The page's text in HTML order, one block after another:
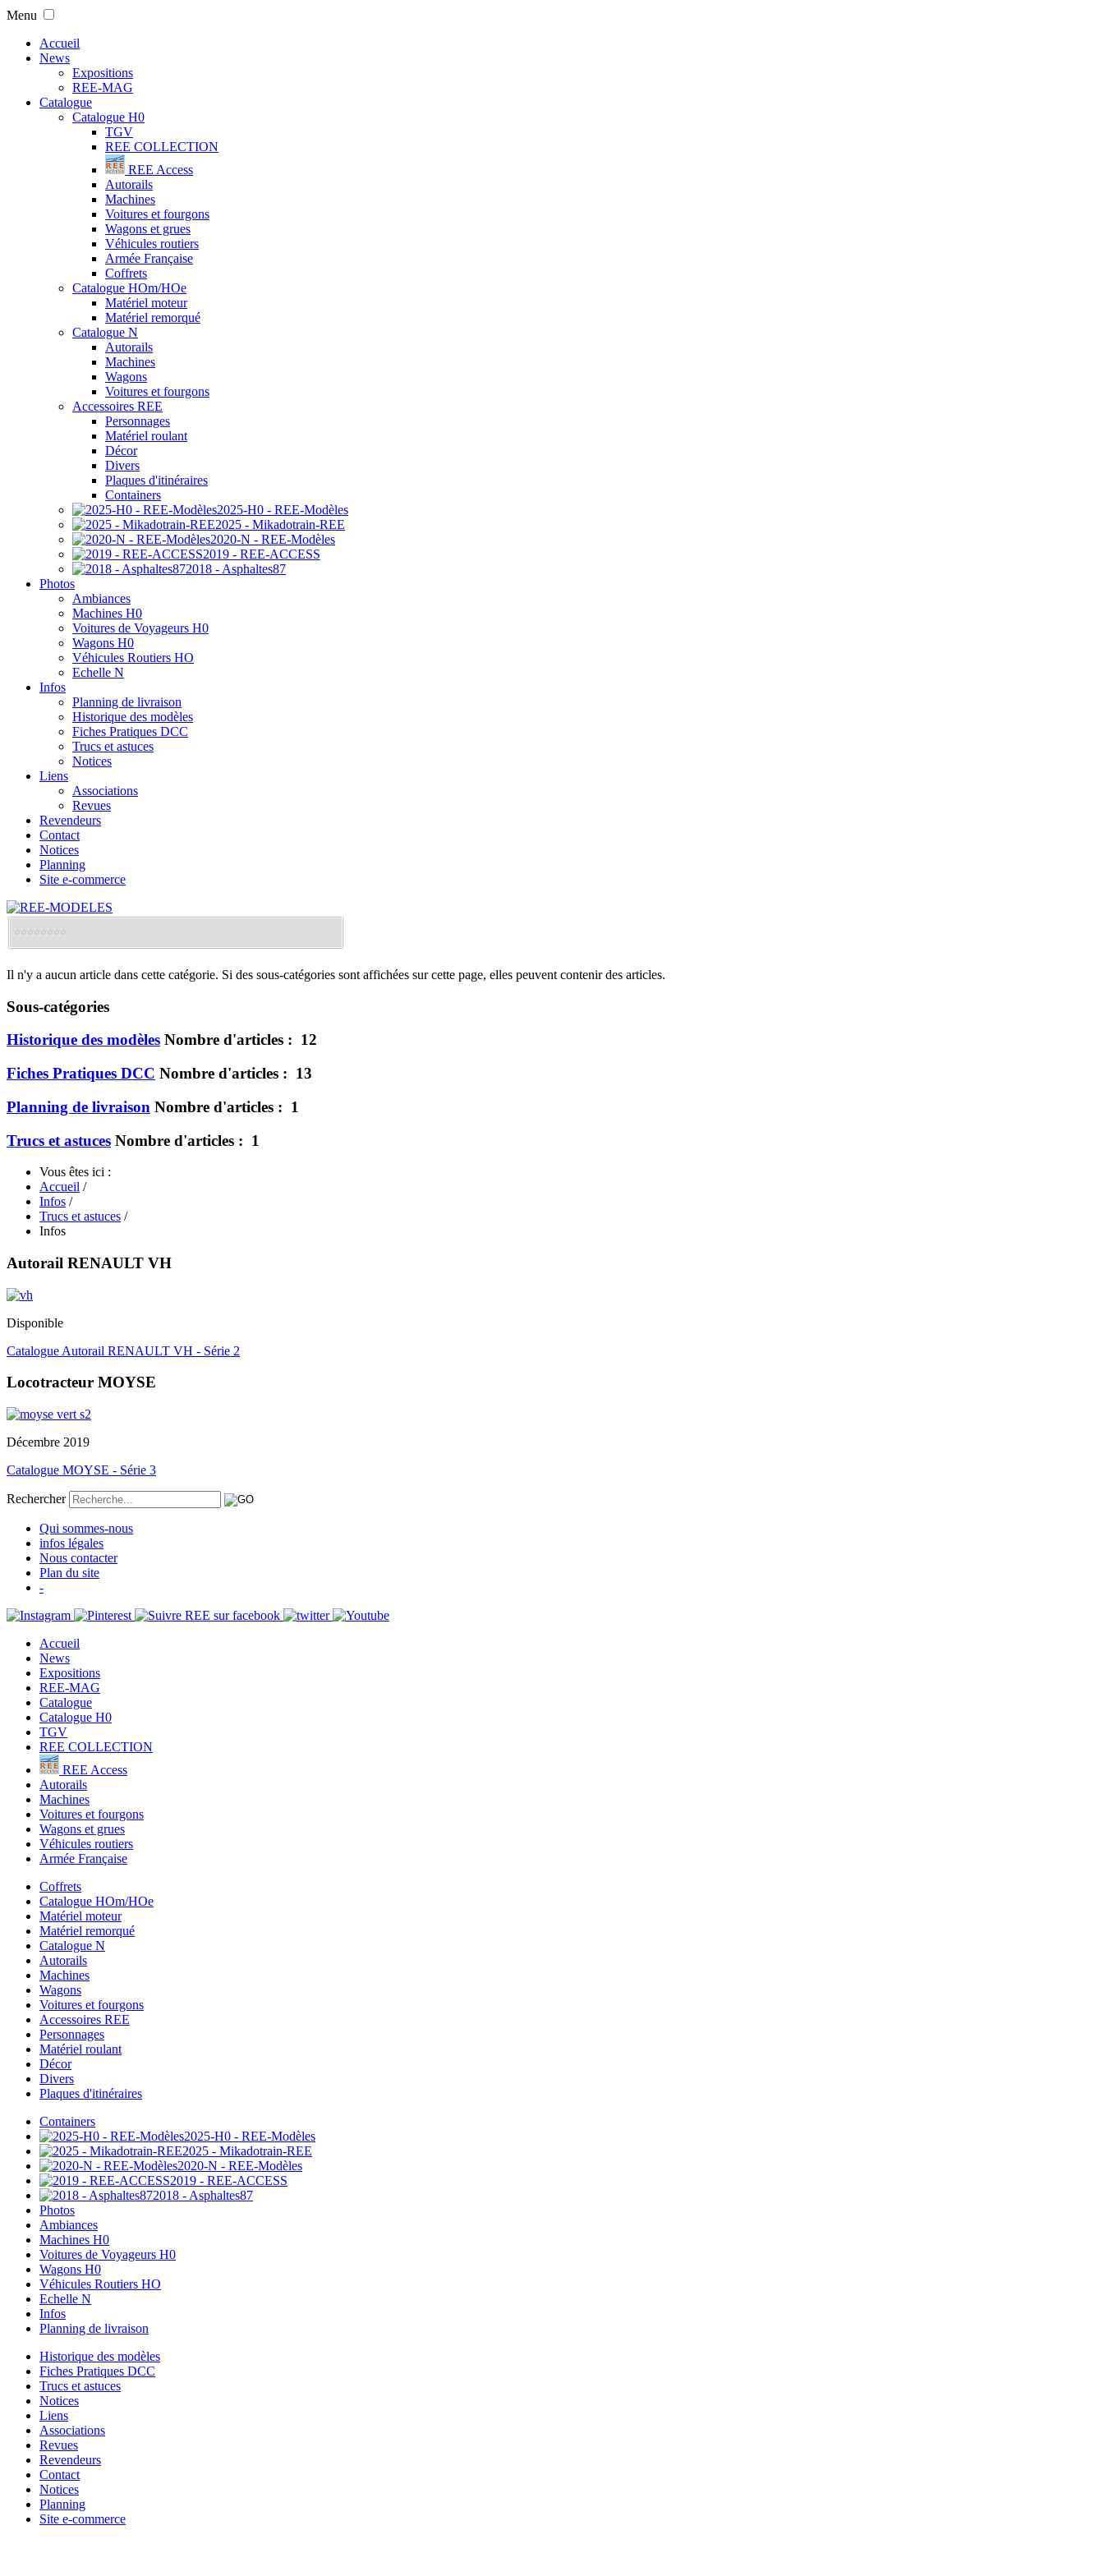
Menu
Accueil
News
Expositions
REE-MAG
Catalogue
Catalogue H0
TGV
REE COLLECTION
REE Access
Autorails
Machines
Voitures et fourgons
Wagons et grues
Véhicules routiers
Armée Française
Coffrets
Catalogue HOm/HOe
Matériel moteur
Matériel remorqué
Catalogue N
Autorails
Machines
Wagons
Voitures et fourgons
Accessoires REE
Personnages
Matériel roulant
Décor
Divers
Plaques d'itinéraires
Containers
2025-H0 - REE-Modèles
2025 - Mikadotrain-REE
2020-N - REE-Modèles
2019 - REE-ACCESS
2018 - Asphaltes87
Photos
Ambiances
Machines H0
Voitures de Voyageurs H0
Wagons H0
Véhicules Routiers HO
Echelle N
Infos
Planning de livraison
Historique des modèles
Fiches Pratiques DCC
Trucs et astuces
Notices
Liens
Associations
Revues
Revendeurs
Contact
Notices
Planning
Site e-commerce
Il n'y a aucun article dans cette catégorie. Si des sous-catégories sont affichées sur cette page, elles peuvent contenir des articles.
Sous-catégories
Historique des modèles Nombre d'articles : 12
Fiches Pratiques DCC Nombre d'articles : 13
Planning de livraison Nombre d'articles : 1
Trucs et astuces Nombre d'articles : 1
Vous êtes ici :
Accueil /
Infos /
Trucs et astuces /
Infos
Autorail RENAULT VH
Disponible
Catalogue Autorail RENAULT VH - Série 2
Locotracteur MOYSE
Décembre 2019
Catalogue MOYSE - Série 3
Rechercher
Qui sommes-nous
infos légales
Nous contacter
Plan du site
-
Accueil
News
Expositions
REE-MAG
Catalogue
Catalogue H0
TGV
REE COLLECTION
REE Access
Autorails
Machines
Voitures et fourgons
Wagons et grues
Véhicules routiers
Armée Française
Coffrets
Catalogue HOm/HOe
Matériel moteur
Matériel remorqué
Catalogue N
Autorails
Machines
Wagons
Voitures et fourgons
Accessoires REE
Personnages
Matériel roulant
Décor
Divers
Plaques d'itinéraires
Containers
2025-H0 - REE-Modèles
2025 - Mikadotrain-REE
2020-N - REE-Modèles
2019 - REE-ACCESS
2018 - Asphaltes87
Photos
Ambiances
Machines H0
Voitures de Voyageurs H0
Wagons H0
Véhicules Routiers HO
Echelle N
Infos
Planning de livraison
Historique des modèles
Fiches Pratiques DCC
Trucs et astuces
Notices
Liens
Associations
Revues
Revendeurs
Contact
Notices
Planning
Site e-commerce